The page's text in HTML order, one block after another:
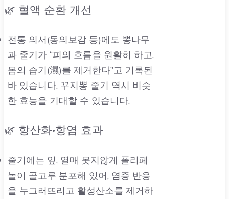
🌿 혈액 순환 개선
전통 의서(동의보감 등)에도 뽕나무
과 줄기가 “피의 흐름을 원활히 하고,
몸의 습기(濕)를 제거한다”고 기록된
바 있습니다. 꾸지뽕 줄기 역시 비슷
한 효능을 기대할 수 있습니다.
🌿 항산화•항염 효과
줄기에는 잎, 열매 못지않게 폴리페
놀이 골고루 분포해 있어, 염증 반응
을 누그러뜨리고 활성산소를 제거하